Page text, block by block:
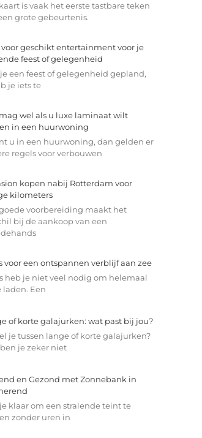
is vaak het eerste tastbare teken
grote gebeurtenis.
voor geschikt entertainment voor je
feest of gelegenheid
een feest of gelegenheid gepland,
je iets te
wel als u luxe laminaat wilt
in een huurwoning
u in een huurwoning, dan gelden er
regels voor verbouwen
kopen nabij Rotterdam voor
kilometers
voorbereiding maakt het
bij de aankoop van een
voor een ontspannen verblijf aan zee
heb je niet veel nodig om helemaal
laden. Een
of korte galajurken: wat past bij jou?
je tussen lange of korte galajurken?
je zeker niet
en Gezond met Zonnebank in
klaar om een stralende teint te
zonder uren in